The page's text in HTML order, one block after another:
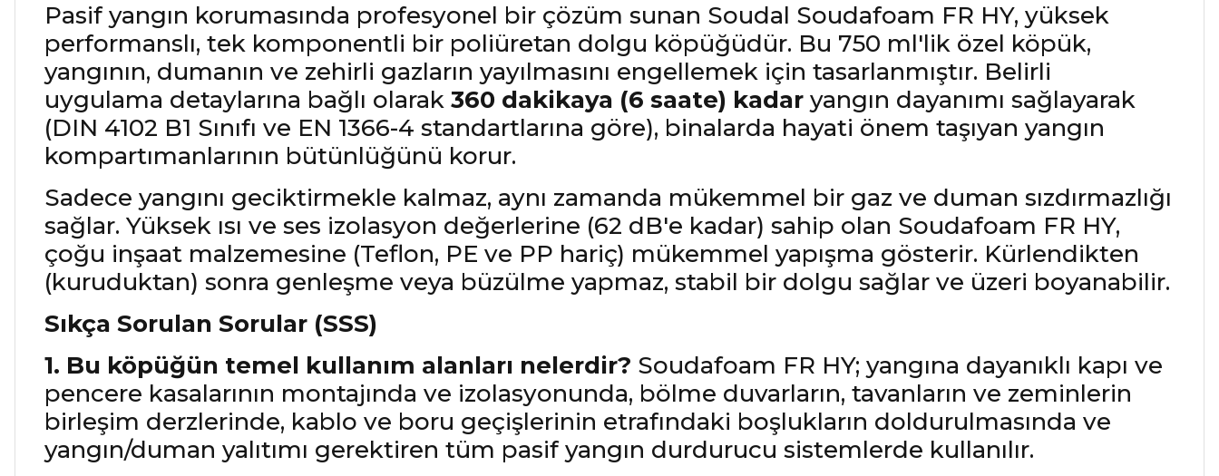
Pasif yangın korumasında profesyonel bir çözüm sunan Soudal Soudafoam FR HY, yüksek
performanslı, tek komponentli bir poliüretan dolgu köpüğüdür. Bu 750 ml'lik özel köpük,
yangının, dumanın ve zehirli gazların yayılmasını engellemek için tasarlanmıştır. Belirli
uygulama detaylarına bağlı olarak 360 dakikaya (6 saate) kadar yangın dayanımı sağlayarak
(DIN 4102 B1 Sınıfı ve EN 1366-4 standartlarına göre), binalarda hayati önem taşıyan yangın
kompartımanlarının bütünlüğünü korur.
Sadece yangını geciktirmekle kalmaz, aynı zamanda mükemmel bir gaz ve duman sızdırmazlığı
sağlar. Yüksek ısı ve ses izolasyon değerlerine (62 dB'e kadar) sahip olan Soudafoam FR HY,
çoğu inşaat malzemesine (Teflon, PE ve PP hariç) mükemmel yapışma gösterir. Kürlendikten
(kuruduktan) sonra genleşme veya büzülme yapmaz, stabil bir dolgu sağlar ve üzeri boyanabilir.
Sıkça Sorulan Sorular (SSS)
1. Bu köpüğün temel kullanım alanları nelerdir? Soudafoam FR HY; yangına dayanıklı kapı ve
pencere kasalarının montajında ve izolasyonunda, bölme duvarların, tavanların ve zeminlerin
birleşim derzlerinde, kablo ve boru geçişlerinin etrafındaki boşlukların doldurulmasında ve
yangın/duman yalıtımı gerektiren tüm pasif yangın durdurucu sistemlerde kullanılır.